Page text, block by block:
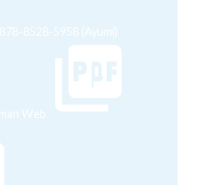
8528-5958 (Ayumi)
Web